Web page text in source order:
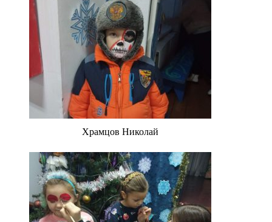
Храмцов Николай